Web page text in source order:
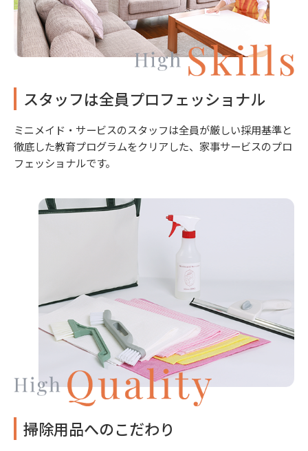
スタッフは全員プロフェッショナル
ミニメイド・サービスのスタッフは全員が厳しい採用基準と
徹底した教育プログラムをクリアした、家事サービスのプロ
フェッショナルです。
掃除用品へのこだわり